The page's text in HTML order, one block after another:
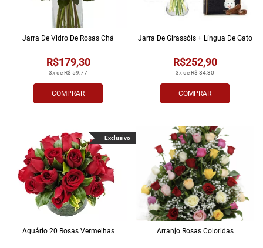
COMPRAR
3x de R$ 59,77
R$179,30
Jarra De Vidro De Rosas Chá
COMPRAR
3x de R$ 84,30
R$252,90
Jarra De Girassóis + Língua De Gato
Aquário 20 Rosas Vermelhas
Exclusivo
Arranjo Rosas Coloridas